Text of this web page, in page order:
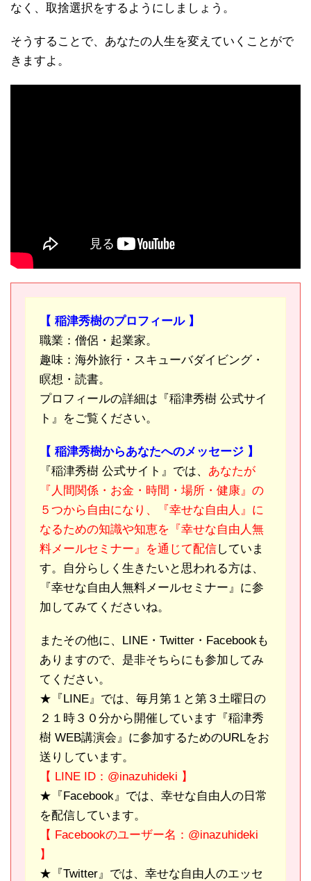
なく、取捨選択をするようにしましょう。
そうすることで、あなたの人生を変えていくことがで
きますよ。
【 稲津秀樹のプロフィール 】
職業：僧侶・起業家。
趣味：海外旅行・スキューバダイビング・
瞑想・読書。
プロフィールの詳細は『稲津秀樹 公式サイ
ト』をご覧ください。
【 稲津秀樹からあなたへのメッセージ 】
『稲津秀樹 公式サイト』では、 あなたが
『人間関係・お金・時間・場所・健康』の
５つから自由になり、『幸せな自由人』に
なるための知識や知恵を『幸せな自由人無
料メールセミナー』を通じて配信していま
す。自分らしく生きたいと思われる方は、
『幸せな自由人無料メールセミナー』に参
加してみてくださいね。
またその他に、LINE・Twitter・Facebookも
ありますので、是非そちらにも参加してみ
てください。
★『LINE』では、毎月第１と第３土曜日の
２１時３０分から開催しています『稲津秀
樹 WEB講演会』に参加するためのURLをお
送りしています。
【 LINE ID：@inazuhideki 】
★『Facebook』では、幸せな自由人の日常
を配信しています。
【 Facebookのユーザー名：@inazuhideki
】
★『Twitter』では、幸せな自由人のエッセ